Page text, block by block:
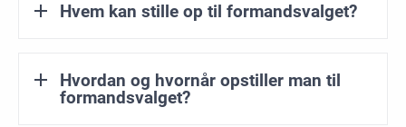
Hvem kan stille op til formandsvalget?
Hvordan og hvornår opstiller man til
formandsvalget?